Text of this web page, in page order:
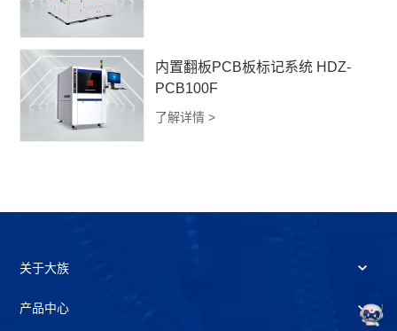
内置翻板PCB板标记系统 HDZ-
PCB100F
了解详情 >
关于大族
产品中心